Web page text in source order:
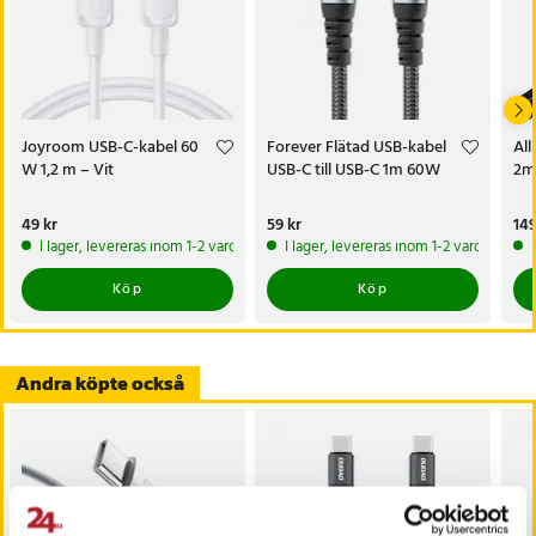
Joyroom USB-C-kabel 60
W 1,2 m – Vit
Pris:
49 kr
I lager, levereras inom 1-2 vardagar
Köp
Forever Flätad USB-kabel
USB-C till USB-C 1m 60W
Pris:
59 kr
I lager, levereras inom 1-2 vardagar
Köp
2m
Andra köpte också